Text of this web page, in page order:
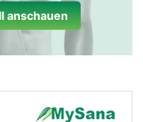
anschauen